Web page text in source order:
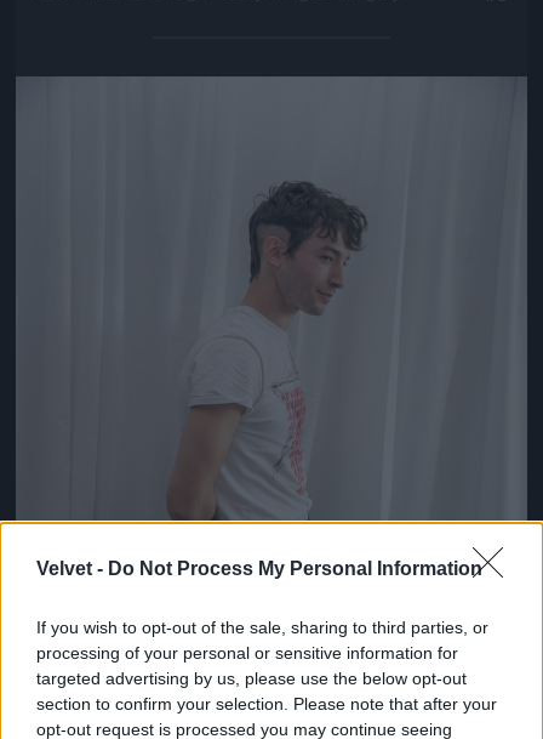
Velvet - Do Not Process My Personal Information
If you wish to opt-out of the sale, sharing to third parties, or
processing of your personal or sensitive information for
targeted advertising by us, please use the below opt-out
section to confirm your selection. Please note that after your
opt-out request is processed you may continue seeing